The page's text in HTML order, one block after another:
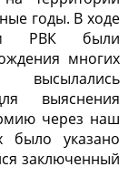
годы. В ходе
РВК были
многих
высылались
выяснения
через наш
было указано
заключенный